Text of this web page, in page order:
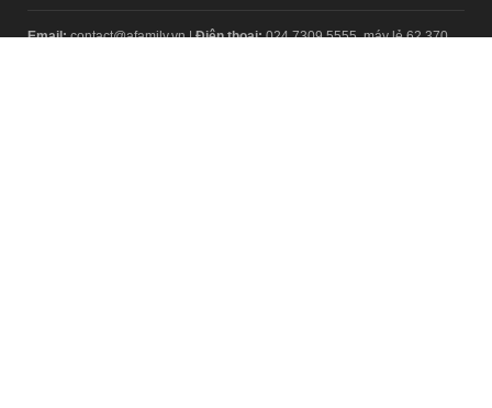
Email:contact@afamily.vn |Điện thoại:024 7309 5555, máy lẻ 62.370